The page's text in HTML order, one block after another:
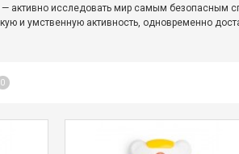
активно исследовать мир самым безопасным
и умственную активность, одновременно
0